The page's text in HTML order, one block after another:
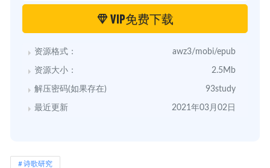
VIP免费下载
资源格式： awz3/mobi/epub
资源大小： 2.5Mb
解压密码(如果存在) 93study
最近更新 2021年03月02日
诗歌研究